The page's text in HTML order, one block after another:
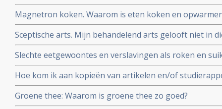
Magnetron koken. Waarom is eten koken en
Sceptische arts. Mijn behandelend arts gelooft niet in
overtuig ik hem?
Slechte eetgewoontes en verslavingen als roken en
zo moeilijk en hou zo van zoet!
Hoe kom ik aan kopieën van artikelen en/of
worden vermeld?
Groene thee: Waarom is groene thee zo goed?